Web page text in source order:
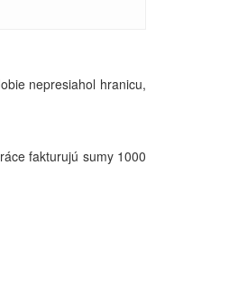
nepresiahol hranicu,
fakturujú sumy 1000